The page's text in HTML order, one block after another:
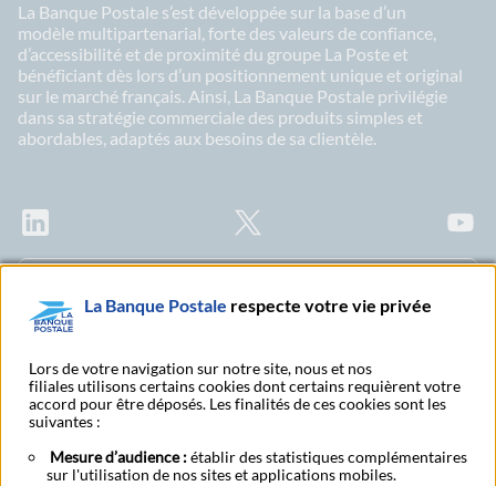
La Banque Postale s’est développée sur la base d’un
modèle multipartenarial, forte des valeurs de confiance,
d’accessibilité et de proximité du groupe La Poste et
bénéficiant dès lors d’un positionnement unique et original
sur le marché français. Ainsi, La Banque Postale privilégie
dans sa stratégie commerciale des produits simples et
abordables, adaptés aux besoins de sa clientèle.
Citoyenne
Rechercher un bureau
de poste
S'abonner à toutes nos
La Banque Postale respecte votre vie privée
Lors de votre navigation sur notre site, nous et nos
filiales utilisons certains cookies dont certains requièrent votre
accord pour être déposés. Les finalités de ces cookies sont les
suivantes :
Mesure d’audience :établir des statistiques complémentaires
sur l'utilisation de nos sites et applications mobiles.